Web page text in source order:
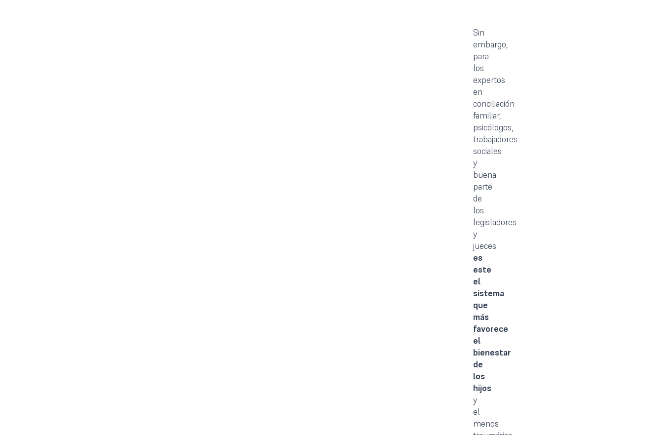
Sin
embargo,
para
los
expertos
en
conciliación
familiar,
psicólogos,
trabajadores
sociales
y
buena
parte
de
los
legisladores
y
jueces
es
este
el
sistema
que
más
favorece
el
bienestar
de
los
hijos
y
el
menos